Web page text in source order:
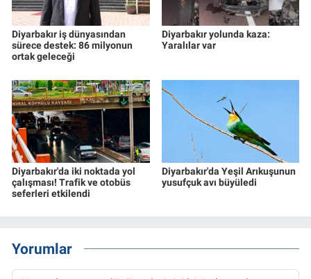
Diyarbakır iş dünyasından
sürece destek: 86 milyonun
ortak geleceği
Diyarbakır yolunda kaza:
Yaralılar var
Diyarbakır'da iki noktada yol
çalışması! Trafik ve otobüs
seferleri etkilendi
Diyarbakır'da Yeşil Arıkuşunun
yusufçuk avı büyüledi
Yorumlar